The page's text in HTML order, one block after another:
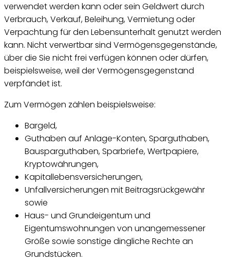
verwendet werden kann oder sein Geldwert durch
Verbrauch, Verkauf, Beleihung, Vermietung oder
Verpachtung für den Lebensunterhalt genutzt werden
kann. Nicht verwertbar sind Vermögensgegenstände,
über die Sie nicht frei verfügen können oder dürfen,
beispielsweise, weil der Vermögensgegenstand
verpfändet ist.
Zum Vermögen zählen beispielsweise:
Bargeld,
Guthaben auf Anlage-Konten, Sparguthaben,
Bausparguthaben, Sparbriefe, Wertpapiere,
Kryptowährungen,
Kapitallebensversicherungen,
Unfallversicherungen mit Beitragsrückgewähr
sowie
Haus- und Grundeigentum und
Eigentumswohnungen von unangemessener
Größe sowie sonstige dingliche Rechte an
Grundstücken.